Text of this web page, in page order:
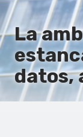
La
datos,